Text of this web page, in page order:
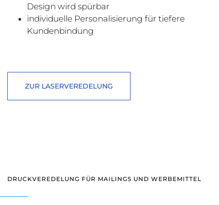
Design wird spürbar
individuelle Personalisierung für tiefere
Kundenbindung
ZUR LASERVEREDELUNG
DRUCKVEREDELUNG FÜR MAILINGS UND WERBEMITTEL